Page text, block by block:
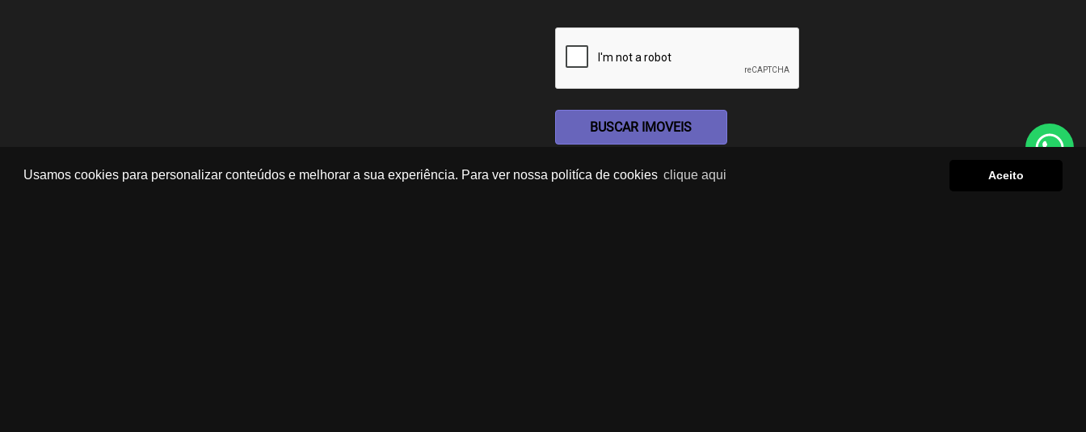
Usamos cookies para personalizar conteúdos e melhorar a sua experiência. Para ver nossa politíca de cookies clique aqui Aceito
BUSCAR IMOVEIS